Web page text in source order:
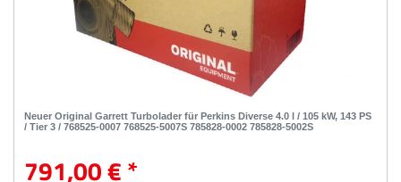
Neuer Original Garrett Turbolader für Perkins Diverse 4.0 l / 105 kW, 143 PS
/ Tier 3 / 768525-0007 768525-5007S 785828-0002 785828-5002S
791,00 € *